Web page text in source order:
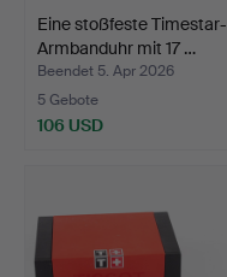
Eine stoßfeste Timestar-
Armbanduhr mit 17 …
Beendet 5. Apr 2026
5 Gebote
106 USD